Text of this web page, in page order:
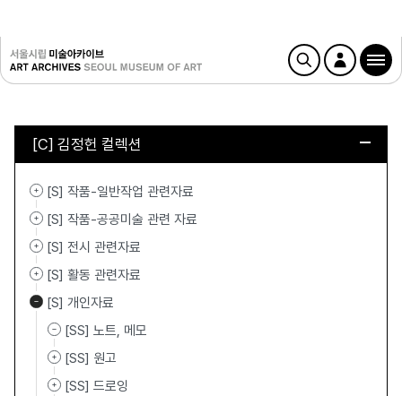
[C] 김정헌 컬렉션
[S] 작품-일반작업 관련자료
[S] 작품-공공미술 관련 자료
[S] 전시 관련자료
[S] 활동 관련자료
[S] 개인자료
[SS] 노트, 메모
[SS] 원고
[SS] 드로잉